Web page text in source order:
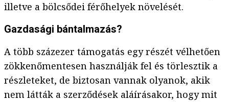
illetve a bölcsődei férőhelyek növelését.
Gazdasági bántalmazás?
A több százezer támogatás egy részét vélhetően
zökkenőmentesen használják fel és törlesztik a
részleteket, de biztosan vannak olyanok, akik
nem látták a szerződések aláírásakor, hogy mit